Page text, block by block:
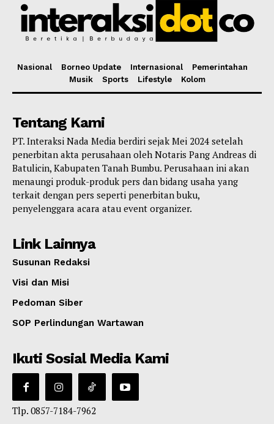
Nasional Borneo Update Internasional
Pemerintahan
Musik
Sports Lifestyle Kolom
Tentang Kami
PT. Interaksi Nada Media berdiri sejak Mei 2024 setelah
penerbitan akta perusahaan oleh Notaris Pang Andreas di
Batulicin, Kabupaten Tanah Bumbu. Perusahaan ini akan
menaungi produk-produk pers dan bidang usaha yang
terkait dengan pers seperti penerbitan buku,
penyelenggara acara atau event organizer.
Link Lainnya
Susunan Redaksi
Visi dan Misi
Pedoman Siber
SOP Perlindungan Wartawan
Ikuti Sosial Media Kami
Tlp. 0857-7184-7962